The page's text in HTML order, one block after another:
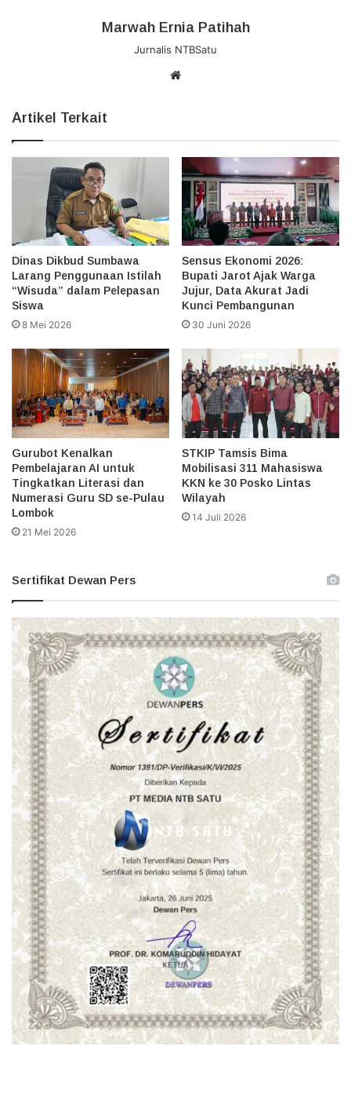
Marwah Ernia Patihah
Jurnalis NTBSatu
Artikel Terkait
Dinas Dikbud Sumbawa
Larang Penggunaan Istilah
“Wisuda” dalam Pelepasan
Siswa
8 Mei 2026
Sensus Ekonomi 2026:
Bupati Jarot Ajak Warga
Jujur, Data Akurat Jadi
Kunci Pembangunan
30 Juni 2026
Gurubot Kenalkan
Pembelajaran AI untuk
Tingkatkan Literasi dan
Numerasi Guru SD se-Pulau
Lombok
21 Mei 2026
STKIP Tamsis Bima
Mobilisasi 311 Mahasiswa
KKN ke 30 Posko Lintas
Wilayah
14 Juli 2026
Sertifikat Dewan Pers